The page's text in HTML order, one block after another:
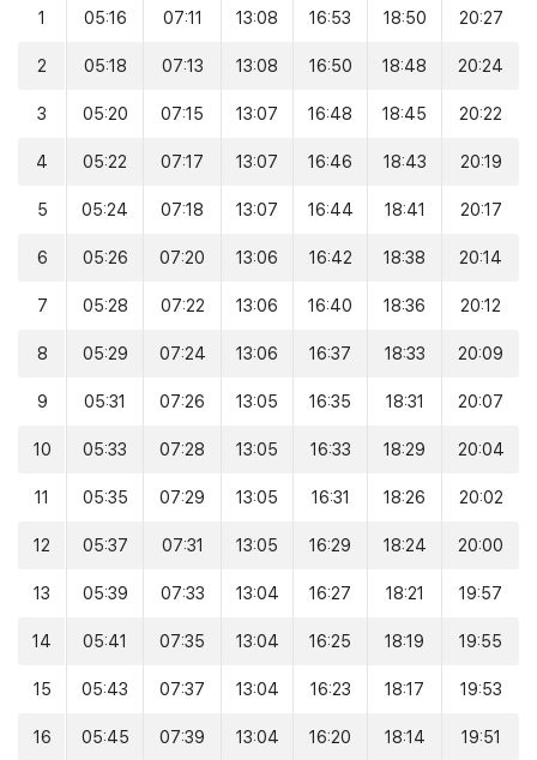
1 05:16 07:11 13:08 16:53 18:50 20:27
2 05:18 07:13 13:08 16:50 18:48 20:24
3 05:20 07:15 13:07 16:48 18:45 20:22
4 05:22 07:17 13:07 16:46 18:43 20:19
5 05:24 07:18 13:07 16:44 18:41 20:17
6 05:26 07:20 13:06 16:42 18:38 20:14
7 05:28 07:22 13:06 16:40 18:36 20:12
8 05:29 07:24 13:06 16:37 18:33 20:09
9 05:31 07:26 13:05 16:35 18:31 20:07
10 05:33 07:28 13:05 16:33 18:29 20:04
11 05:35 07:29 13:05 16:31 18:26 20:02
12 05:37 07:31 13:05 16:29 18:24 20:00
13 05:39 07:33 13:04 16:27 18:21 19:57
14 05:41 07:35 13:04 16:25 18:19 19:55
15 05:43 07:37 13:04 16:23 18:17 19:53
16 05:45 07:39 13:04 16:20 18:14 19:51